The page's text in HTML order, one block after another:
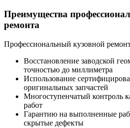
Преимущества
ремонта
Профессиональный кузовной
Восстановление заводской
точностью до миллиметра
Использование
оригинальных запчастей
Многоступенчатый контроль
работ
Гарантию на выполненные
скрытые дефекты